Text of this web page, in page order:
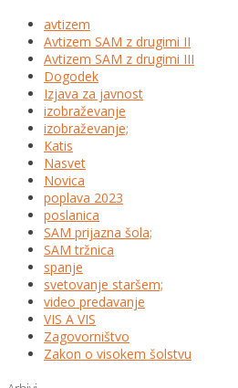
avtizem
Avtizem SAM z drugimi II
Avtizem SAM z drugimi III
Dogodek
Izjava za javnost
izobraževanje
izobraževanje;
Katis
Nasvet
Novica
poplava 2023
poslanica
SAM prijazna šola;
SAM tržnica
spanje
svetovanje staršem;
video predavanje
VIS A VIS
Zagovorništvo
Zakon o visokem šolstvu